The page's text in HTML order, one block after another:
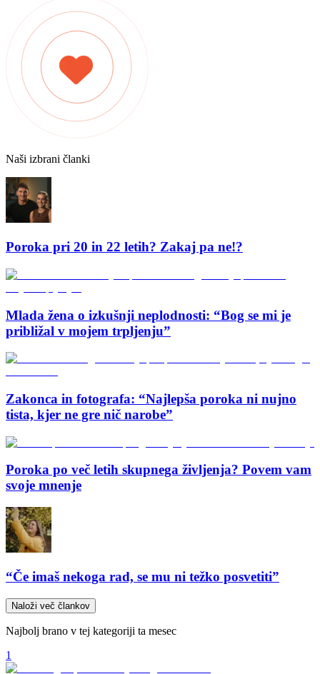
Naši izbrani članki
Poroka pri 20 in 22 letih? Zakaj pa ne!?
Mlada žena o izkušnji neplodnosti: “Bog se mi je
približal v mojem trpljenju”
Zakonca in fotografa: “Najlepša poroka ni nujno
tista, kjer ne gre nič narobe”
Poroka po več letih skupnega življenja? Povem vam
svoje mnenje
“Če imaš nekoga rad, se mu ni težko posvetiti”
Naloži več člankov
Najbolj brano v tej kategoriji ta mesec
1